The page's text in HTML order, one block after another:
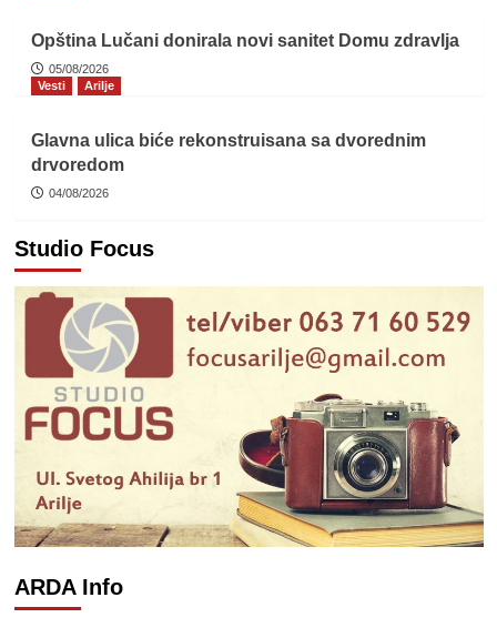
Opština Lučani donirala novi sanitet Domu zdravlja
05/08/2026
Vesti
Arilje
Glavna ulica biće rekonstruisana sa dvorednim
drvoredom
04/08/2026
Studio Focus
ARDA Info